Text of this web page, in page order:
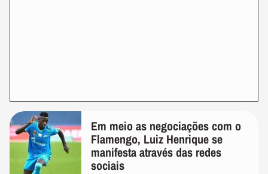
Em meio as negociações com o
Flamengo, Luiz Henrique se
manifesta através das redes
sociais